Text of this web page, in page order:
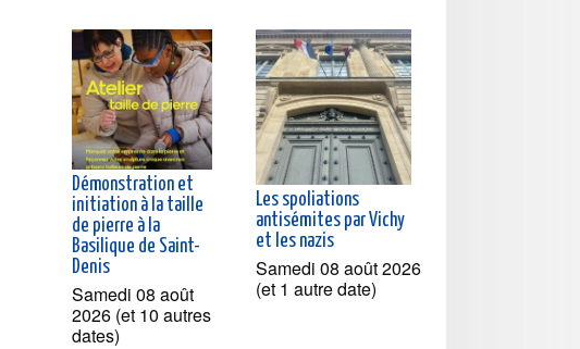
Démonstration et
initiation à la taille
de pierre à la
Basilique de Saint-
Denis
Samedi 08 août
2026 (et 10 autres
dates)
Les spoliations
antisémites par Vichy
et les nazis
Samedi 08 août 2026
(et 1 autre date)